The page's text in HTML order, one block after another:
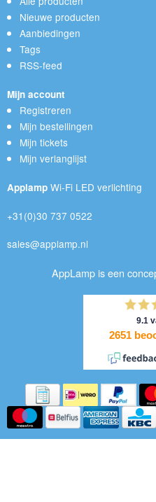
Nieuwe producten
Aanbiedingen
Tags
RSS-feed
Mijn account
Registreren
Mijn bestellingen
Mijn tickets
Mijn verlanglijst
Applamp Wi-Fi LED verlichting
+31(0)30 737 0522
sales@applamp.nl
AppLamp is een